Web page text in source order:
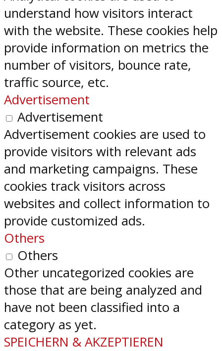
understand how visitors interact
with the website. These cookies help
provide information on metrics the
number of visitors, bounce rate,
traffic source, etc.
Advertisement
Advertisement
Advertisement cookies are used to
provide visitors with relevant ads
and marketing campaigns. These
cookies track visitors across
websites and collect information to
provide customized ads.
Others
Others
Other uncategorized cookies are
those that are being analyzed and
have not been classified into a
category as yet.
SPEICHERN & AKZEPTIEREN